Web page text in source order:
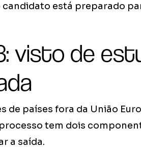
candidato está preparado
visto de
de países fora da União
tem dois
a saída.